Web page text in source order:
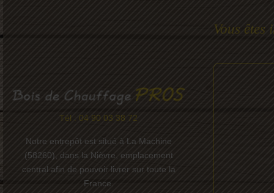
Tél : 04 90 03 38 72
Notre entrepôt est situé à La Machine
(58260), dans la Nièvre, emplacement
central afin de pouvoir livrer sur toute la
France.
Vous êtes